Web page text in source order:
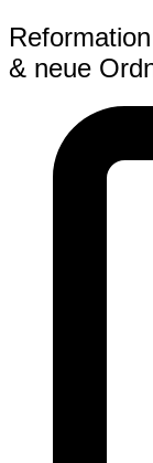
& neue